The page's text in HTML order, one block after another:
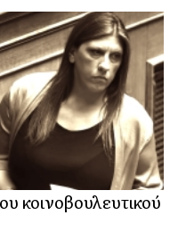
κοινοβουλευτικού